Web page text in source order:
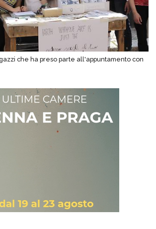
che ha preso parte all'appuntamento con